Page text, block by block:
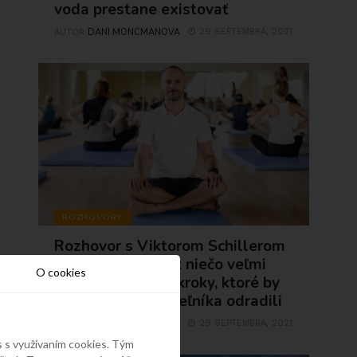
voda prestane existovať
DANI MONCMANOVA
ROZHOVORY
Rozhovor s Viktorom Schillerom
1.časť: Keď človek niečo veľmi
chce, musí urobiť kroky, ktoré by
normálneho smrteľníka odradili
O cookies
využívaním cookies. Tým